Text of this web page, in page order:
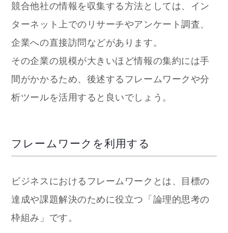
競合他社の情報を収集する方法としては、イン
ターネット上でのリサーチやアンケート調査、
企業への直接訪問などがあります。
その企業の規模が大きいほど情報の集約には手
間がかかるため、後述するフレームワークや分
析ツールを活用すると良いでしょう。
フレームワークを利用する
ビジネスにおけるフレームワークとは、目標の
達成や課題解決のために役立つ「論理的思考の
枠組み」です。